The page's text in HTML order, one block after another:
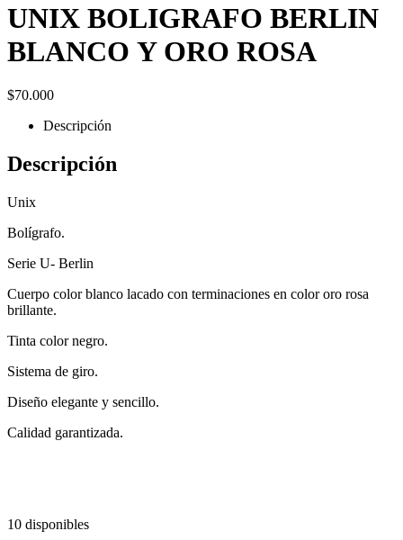
UNIX BOLIGRAFO BERLIN
BLANCO Y ORO ROSA
$70.000
Descripción
Descripción
Unix
Bolígrafo.
Serie U- Berlin
Cuerpo color blanco lacado con terminaciones en color oro rosa
brillante.
Tinta color negro.
Sistema de giro.
Diseño elegante y sencillo.
Calidad garantizada.
10 disponibles